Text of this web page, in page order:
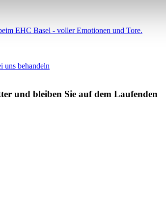
EHC Basel - voller Emotionen und Tore.
uns behandeln
und bleiben Sie auf dem Laufenden